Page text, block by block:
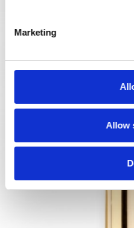
Marketing
Allow